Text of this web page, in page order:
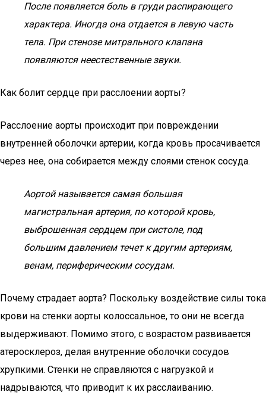
После появляется боль в груди распирающего
характера. Иногда она отдается в левую часть
тела. При стенозе митрального клапана
появляются неестественные звуки.
Как болит сердце при расслоении аорты?
Расслоение аорты происходит при повреждении
внутренней оболочки артерии, когда кровь просачивается
через нее, она собирается между слоями стенок сосуда.
Аортой называется самая большая
магистральная артерия, по которой кровь,
выброшенная сердцем при систоле, под
большим давлением течет к другим артериям,
венам, периферическим сосудам.
Почему страдает аорта? Поскольку воздействие силы тока
крови на стенки аорты колоссальное, то они не всегда
выдерживают. Помимо этого, с возрастом развивается
атеросклероз, делая внутренние оболочки сосудов
хрупкими. Стенки не справляются с нагрузкой и
надрываются, что приводит к их расслаиванию.